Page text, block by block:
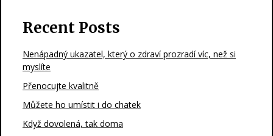
Recent Posts
Nenápadný ukazatel, který o zdraví prozradí víc, než si
myslíte
Přenocujte kvalitně
Můžete ho umístit i do chatek
Když dovolená, tak doma